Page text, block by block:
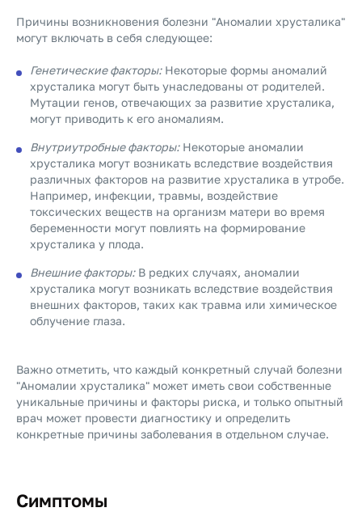
Причины возникновения болезни "Аномалии хрусталика"
могут включать в себя следующее:
Генетические факторы:Некоторые формы аномалий
хрусталика могут быть унаследованы от родителей.
Мутации генов, отвечающих за развитие хрусталика,
могут приводить к его аномалиям.
Внутриутробные факторы:Некоторые аномалии
хрусталика могут возникать вследствие воздействия
различных факторов на развитие хрусталика в утробе.
Например, инфекции, травмы, воздействие
токсических веществ на организм матери во время
беременности могут повлиять на формирование
хрусталика у плода.
Внешние факторы:В редких случаях, аномалии
хрусталика могут возникать вследствие воздействия
внешних факторов, таких как травма или химическое
облучение глаза.
Важно отметить, что каждый конкретный случай болезни
"Аномалии хрусталика" может иметь свои собственные
уникальные причины и факторы риска, и только опытный
врач может провести диагностику и определить
конкретные причины заболевания в отдельном случае.
Симптомы